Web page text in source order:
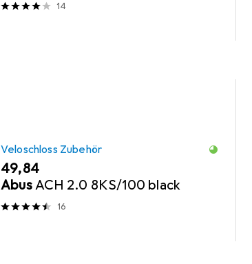
14
Veloschloss Zubehör
EUR
49,84
AbusACH 2.0 8KS/100 black
16